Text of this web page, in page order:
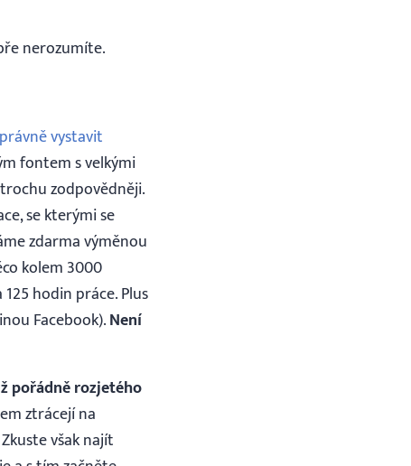
nerozumíte.
vystavit
fontem s velkými
zodpovědněji.
se kterými se
zdarma výměnou
kolem 3000
hodin práce. Plus
Facebook).Není
pořádně rozjetého
ztrácejí na
však najít